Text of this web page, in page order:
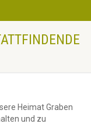
E
Heimat Graben
und zu